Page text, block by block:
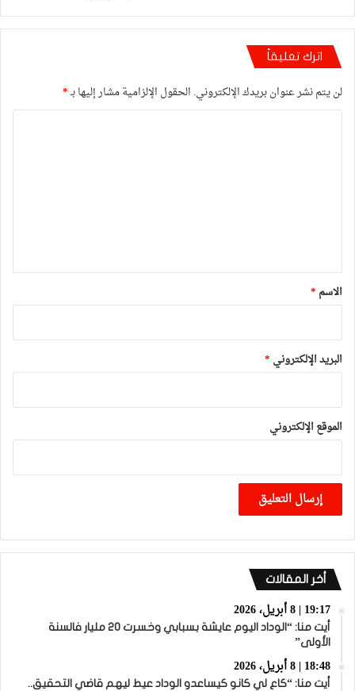
اترك تعليقاً
لن يتم نشر عنوان بريدك الإلكتروني. الحقول الإلزامية مشار إليها بـ*
*
الاسم *
البريد الإلكتروني *
الموقع الإلكتروني
أخر المقالات
19:17 | 8 أبريل، 2026
أيت منا: “الوداد اليوم عايشة بسبابي وخسرت 20 مليار فالسنة
الأولى”
18:48 | 8 أبريل، 2026
أيت منا: “كاع لي كانو كيساعدو الوداد عيط ليهم قاضي التحقيق..